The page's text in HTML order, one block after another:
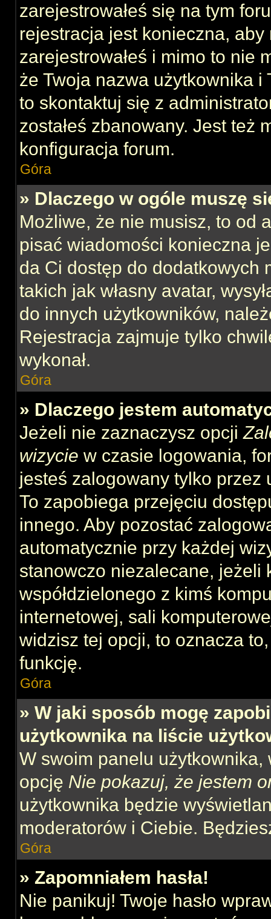
zarejestrowałeś się na tym
rejestracja jest konieczna,
zarejestrowałeś i mimo to nie
że Twoja nazwa użytkownika i
to skontaktuj się z
zostałeś zbanowany. Jest też
konfiguracja forum.
Góra
» Dlaczego w ogóle muszę
Możliwe, że nie musisz, to od
pisać wiadomości konieczna
da Ci dostęp do dodatkowych
takich jak własny avatar,
do innych użytkowników,
Rejestracja zajmuje tylko
wykonał.
Góra
» Dlaczego jestem
Jeżeli nie zaznaczysz opcji
wizycie w czasie logowania,
jesteś zalogowany tylko
To zapobiega przejęciu
innego. Aby pozostać
automatycznie przy każdej
stanowczo niezalecane, jeżeli
współdzielonego z kimś
internetowej, sali
widzisz tej opcji, to oznacza
funkcję.
Góra
» W jaki sposób mogę
użytkownika na liście
W swoim panelu użytkownika,
opcję Nie pokazuj, że jestem
użytkownika będzie
moderatorów i Ciebie.
Góra
» Zapomniałem hasła!
Nie panikuj! Twoje hasło